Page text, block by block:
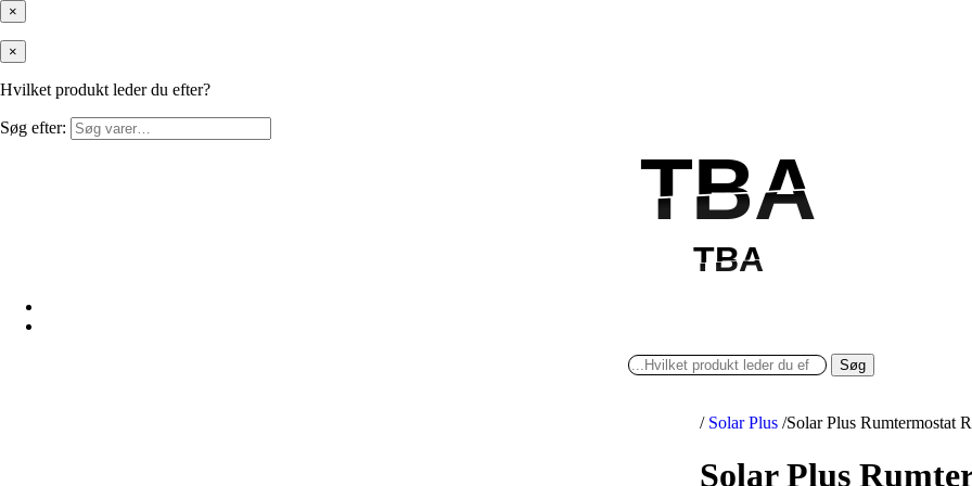
×
×
Hvilket produkt leder du efter?
Søg efter:
TBA
TBA
TBA
TBA
Søg
/ Solar Plus /Solar Plus Rumtermostat
Solar Plus